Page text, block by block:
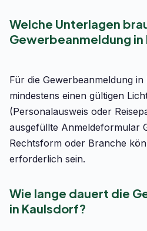
Welche Unterlagen
Gewerbeanmeldung in
Für die Gewerbeanmeldung
mindestens einen gültigen
(Personalausweis oder
ausgefüllte Anmeldeformular
Rechtsform oder Branche
erforderlich sein.
Wie lange dauert die
in Kaulsdorf?